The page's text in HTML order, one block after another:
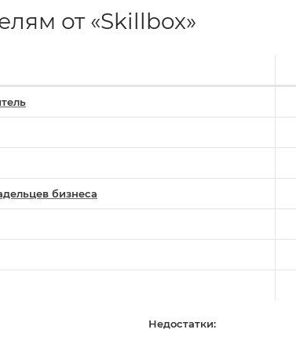
от «Skillbox»
бизнеса
Недостатки: